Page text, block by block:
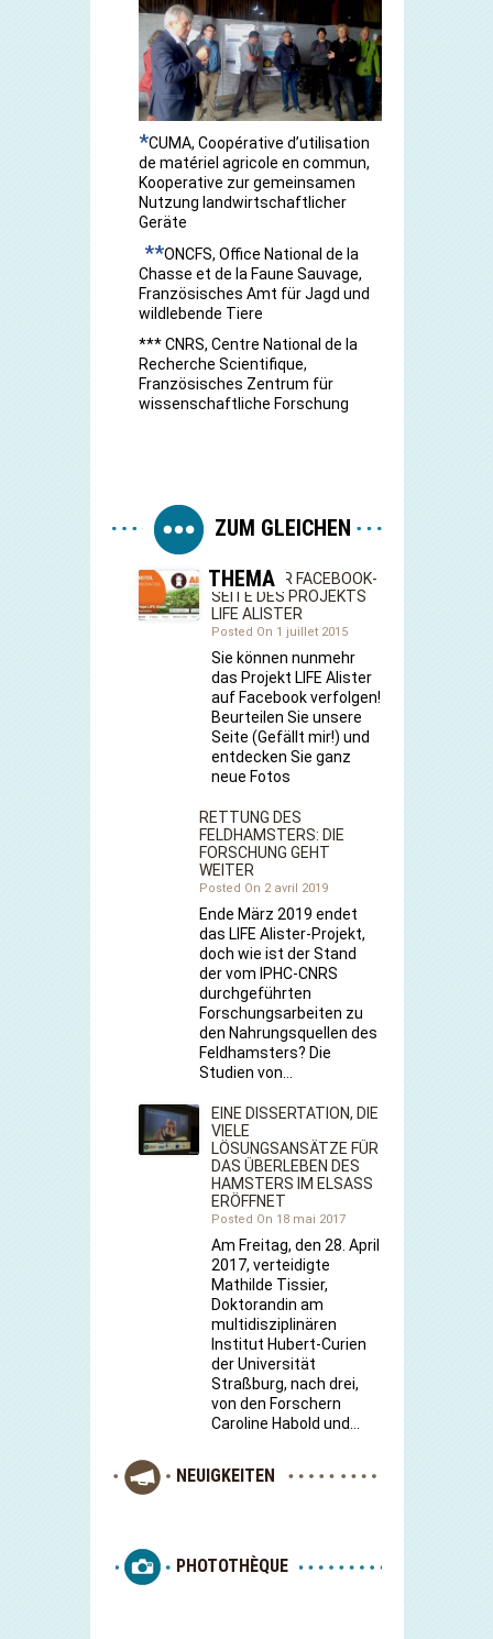
*CUMA, Coopérative d’utilisation
de matériel agricole en commun,
Kooperative zur gemeinsamen
Nutzung landwirtschaftlicher
Geräte
**ONCFS, Office National de la
Chasse et de la Faune Sauvage,
Französisches Amt für Jagd und
wildlebende Tiere
*** CNRS, Centre National de la
Recherche Scientifique,
Französisches Zentrum für
wissenschaftliche Forschung
ZUM GLEICHEN
THEMA
START DER FACEBOOK-
SEITE DES PROJEKTS
LIFE ALISTER
Posted On 1 juillet 2015
Sie können nunmehr
das Projekt LIFE Alister
auf Facebook verfolgen!
Beurteilen Sie unsere
Seite (Gefällt mir!) und
entdecken Sie ganz
neue Fotos
RETTUNG DES
FELDHAMSTERS: DIE
FORSCHUNG GEHT
WEITER
Posted On 2 avril 2019
Ende März 2019 endet
das LIFE Alister-Projekt,
doch wie ist der Stand
der vom IPHC-CNRS
durchgeführten
Forschungsarbeiten zu
den Nahrungsquellen des
Feldhamsters? Die
Studien von…
EINE DISSERTATION, DIE
VIELE
LÖSUNGSANSÄTZE FÜR
DAS ÜBERLEBEN DES
HAMSTERS IM ELSASS
ERÖFFNET
Posted On 18 mai 2017
Am Freitag, den 28. April
2017, verteidigte
Mathilde Tissier,
Doktorandin am
multidisziplinären
Institut Hubert-Curien
der Universität
Straßburg, nach drei,
von den Forschern
Caroline Habold und…
NEUIGKEITEN
PHOTOTHÈQUE